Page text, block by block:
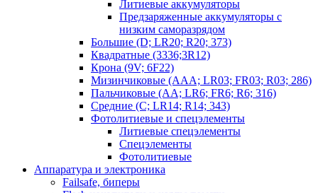
Литиевые аккумуляторы
Предзаряженные аккумуляторы с
низким саморазрядом
Большие (D; LR20; R20; 373)
Квадратные (3336;3R12)
Крона (9V; 6F22)
Мизинчиковые (AAA; LR03; FR03; R03; 286)
Пальчиковые (AA; LR6; FR6; R6; 316)
Средние (C; LR14; R14; 343)
Фотолитиевые и спецэлементы
Литиевые спецэлементы
Спецэлементы
Фотолитиевые
Аппаратура и электроника
Failsafe, биперы